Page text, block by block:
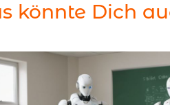
könnte Dich